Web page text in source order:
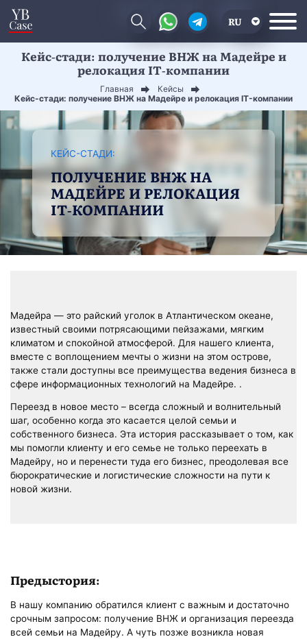
RU
EN
Кейс-стади: получение ВНЖ на Мадейре и
релокация IT-компании
Главная
Кейсы
Кейс-стади: получение ВНЖ на Мадейре и релокация IT-компании
КЕЙС-СТАДИ:
ПОЛУЧЕНИЕ ВНЖ НА
МАДЕЙРЕ И РЕЛОКАЦИЯ
IT-КОМПАНИИ
Мадейра — это райский уголок в Атлантическом океане,
известный своими потрясающими пейзажами, мягким
климатом и спокойной атмосферой. Для нашего клиента,
вместе с воплощением мечты о жизни на этом острове,
также стали доступны все преимущества ведения бизнеса в
сфере информационных технологий на Мадейре. .
Переезд в новое место – всегда сложный и волнительный
шаг, особенно когда это касается целой семьи и
собственного бизнеса. Эта история рассказывает о том, как
мы помогли клиенту и его семье не только переехать в
Мадейру, но и перенести туда его бизнес, преодолевая все
бюрократические и логистические сложности на пути к
новой жизни.
Предыстория:
В нашу компанию обратился клиент с важным и достаточно
срочным запросом: получение ВНЖ и организация переезда
всей семьи на Мадейру. А чуть позже возникла новая